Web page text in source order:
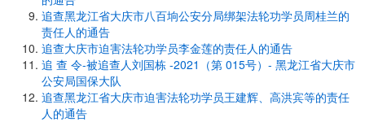
追查黑龙江省大庆市八百垧公安分局绑架法轮功学员周桂兰的
责任人的通告
追查大庆市迫害法轮功学员李金莲的责任人的通告
追 查 令-被追查人刘国栋 -2021（第 015号）- 黑龙江省大庆市
公安局国保大队
追查黑龙江省大庆市迫害法轮功学员王建辉、高洪宾等的责任
人的通告